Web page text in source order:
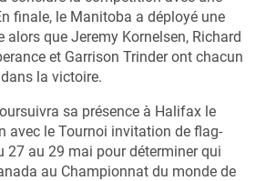
finale, le Manitoba a déployé une
alors que Jeremy Kornelsen, Richard
et Garrison Trinder ont chacun
la victoire.
sa présence à Halifax le
avec le Tournoi invitation de flag-
27 au 29 mai pour déterminer qui
au Championnat du monde de